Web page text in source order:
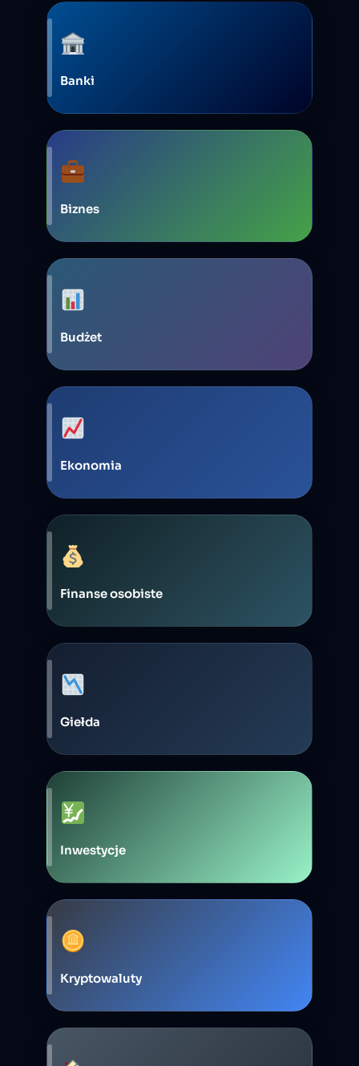
Banki
Biznes
Budżet
Ekonomia
Finanse osobiste
Giełda
Inwestycje
Kryptowaluty